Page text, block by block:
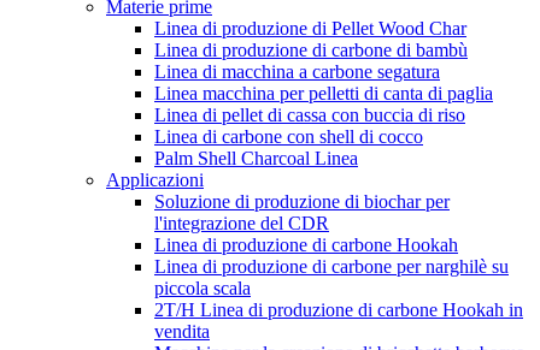
Materie prime
Linea di produzione di Pellet Wood Char
Linea di produzione di carbone di bambù
Linea di macchina a carbone segatura
Linea macchina per pelletti di canta di paglia
Linea di pellet di cassa con buccia di riso
Linea di carbone con shell di cocco
Palm Shell Charcoal Linea
Applicazioni
Soluzione di produzione di biochar per
l'integrazione del CDR
Linea di produzione di carbone Hookah
Linea di produzione di carbone per narghilè su
piccola scala
2T/H Linea di produzione di carbone Hookah in
vendita